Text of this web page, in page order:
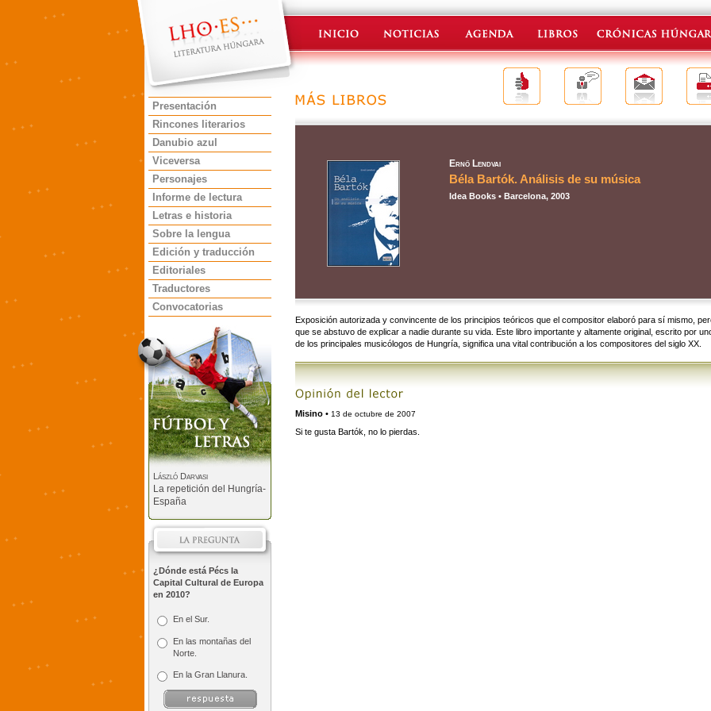
Presentación
Rincones literarios
Danubio azul
Viceversa
Personajes
Informe de lectura
Letras e historia
Sobre la lengua
Edición y traducción
Editoriales
Traductores
Convocatorias
László Darvasi
La repetición del Hungría-
España
¿Dónde está Pécs la
Capital Cultural de Europa
en 2010?
En el Sur.
En las montañas del
Norte.
En la Gran Llanura.
Ernő Lendvai
Béla Bartók. Análisis de su música
Idea Books • Barcelona, 2003
Exposición autorizada y convincente de los principios teóricos que el compositor elaboró para sí mismo,
que se abstuvo de explicar a nadie durante su vida. Este libro importante y altamente original, escrito por
de los principales musicólogos de Hungría, significa una vital contribución a los compositores del siglo XX.
Misino • 13 de octubre de 2007
Si te gusta Bartók, no lo pierdas.